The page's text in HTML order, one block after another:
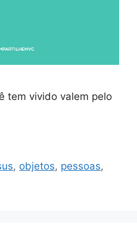
tem vivido valem pelo
, objetos, pessoas,